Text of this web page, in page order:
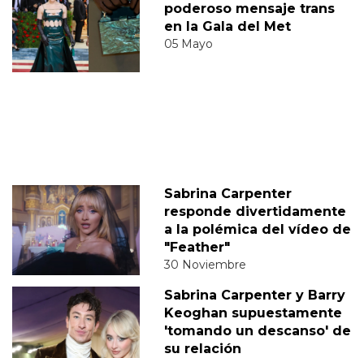
poderoso mensaje trans
en la Gala del Met
05 Mayo
Sabrina Carpenter
responde divertidamente
a la polémica del vídeo de
"Feather"
30 Noviembre
Sabrina Carpenter y Barry
Keoghan supuestamente
'tomando un descanso' de
su relación